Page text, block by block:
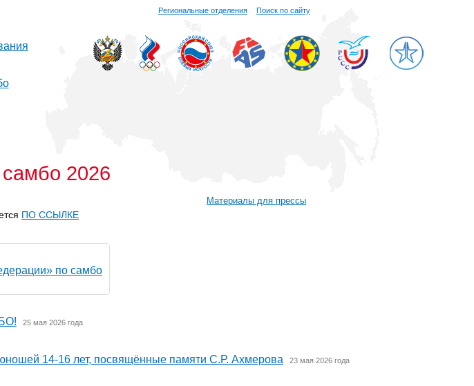
Региональные отделения Поиск по сайту
2026
ПО ССЫЛКЕ
по самбо
25 мая 2026 года
14-16 лет, посвящённые памяти С.Р. Ахмерова 23 мая 2026 года
Материалы для прессы